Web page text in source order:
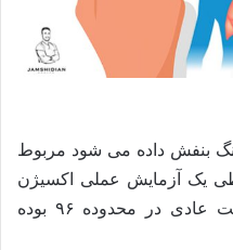
بنفش داده می شود مربوط
یک آزمایش عملی اکسیژن
خون شریانی در یک فرد در حالت عادی در محدوده ۹۶ بوده